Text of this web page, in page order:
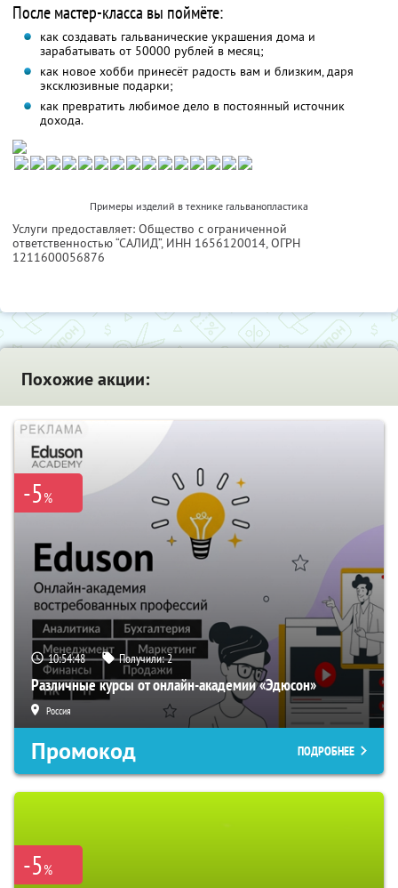
После мастер-класса вы поймёте:
как создавать гальванические украшения дома и
зарабатывать от 50000 рублей в месяц;
как новое хобби принесёт радость вам и близким, даря
эксклюзивные подарки;
как превратить любимое дело в постоянный источник
дохода.
Примеры изделий в технике гальванопластика
Услуги предоставляет: Общество с ограниченной
ответственностью “САЛИД”, ИНН 1656120014, ОГРН
1211600056876
Похожие акции:
-5%
10:54:47 Получили:2
Различные курсы от онлайн-академии «Эдюсон»
Россия
Промокод ПОДРОБНЕЕ
-5%